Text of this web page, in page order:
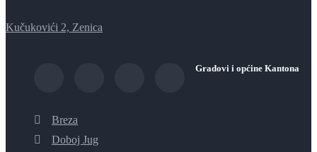
Kučukovići 2, Zenica
Gradovi i općine Kantona
Breza
Doboj Jug